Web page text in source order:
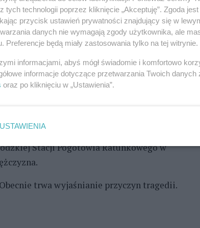
przy ulicy Przestrzennej w
odnaleziono zwęglone ciała
21:40. Akcja trwała do godziny 3 w nocy. W
- relacjonuje mł. kpt. Franciszek Goliński,
Straży Pożarnej w Szczecinie.
Stacji Pogotowia Ratunkowego w
trwa wyjaśnianie przyczyn tragedii.
tych technologii poprzez kliknięcie „Akceptuję”. Zgoda
przycisk ustawień prywatności znajdujący się w
danych nie wymagają zgody użytkownika, ale
Preferencje będą miały zastosowania tylko na tej witrynie.
informacjami, abyś mógł świadomie i komfortowo
informacje dotyczące przetwarzania Twoich danych
oraz po kliknięciu w „Ustawienia”.
USTAWIENIA